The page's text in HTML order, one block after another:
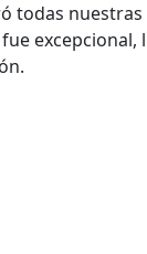
todas nuestras
excepcional,